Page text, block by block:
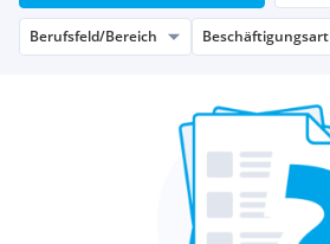
Berufsfeld/Bereich Beschäftigungsart